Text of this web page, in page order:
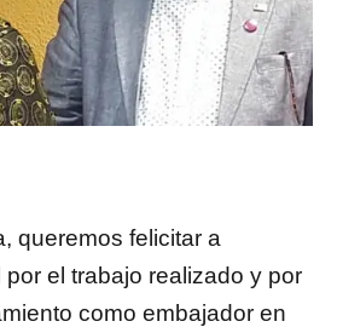
queremos felicitar a
el trabajo realizado y por
como embajador en